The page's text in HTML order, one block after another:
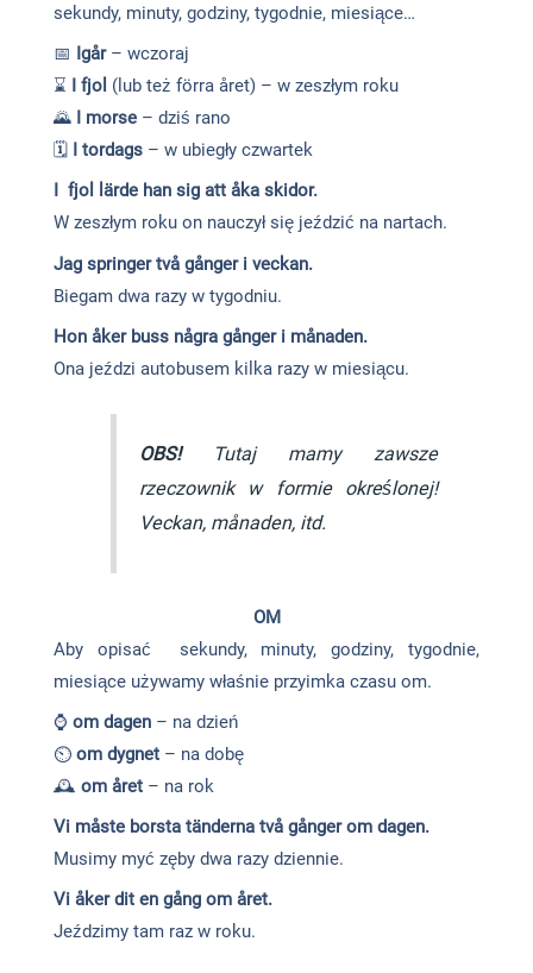
sekundy, minuty, godziny, tygodnie, miesiące…
📅 Igår – wczoraj
⌛ I fjol (lub też förra året) – w zeszłym roku
🌄 I morse– dziś rano
🗓️ I tordags– w ubiegły czwartek
I fjol lärde han sig att åka skidor.
W zeszłym roku on nauczył się jeździć na nartach.
Jag springer två gånger i veckan.
Biegam dwa razy w tygodniu.
Hon åker buss några gånger i månaden.
Ona jeździ autobusem kilka razy w miesiącu.
OBS!Tutaj mamy zawsze
rzeczownik w formie określonej!
Veckan, månaden, itd.
OM
Aby opisać sekundy, minuty, godziny, tygodnie,
miesiące używamy właśnie przyimka czasu om.
⌚ om dagen– na dzień
⏲️ om dygnet – na dobę
🕰️ om året– na rok
Vi måste borsta tänderna två gånger om dagen.
Musimy myć zęby dwa razy dziennie.
Vi åker dit en gång om året.
Jeździmy tam raz w roku.